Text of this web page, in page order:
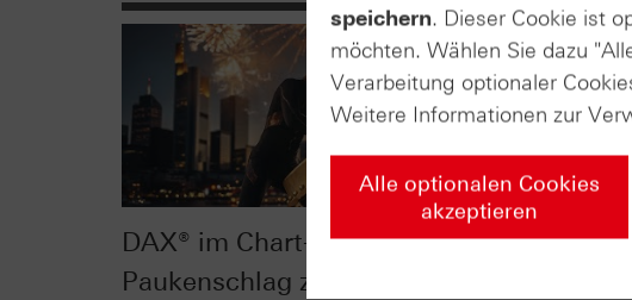
DAX® im Chart-Check:
Paukenschlag zu
Dow Jones®
speichern. Dieser Cookie ist
möchten. Wählen Sie dazu
Verarbeitung optionaler
Weitere Informationen zur
Alle optionalen Cookies
akzeptieren